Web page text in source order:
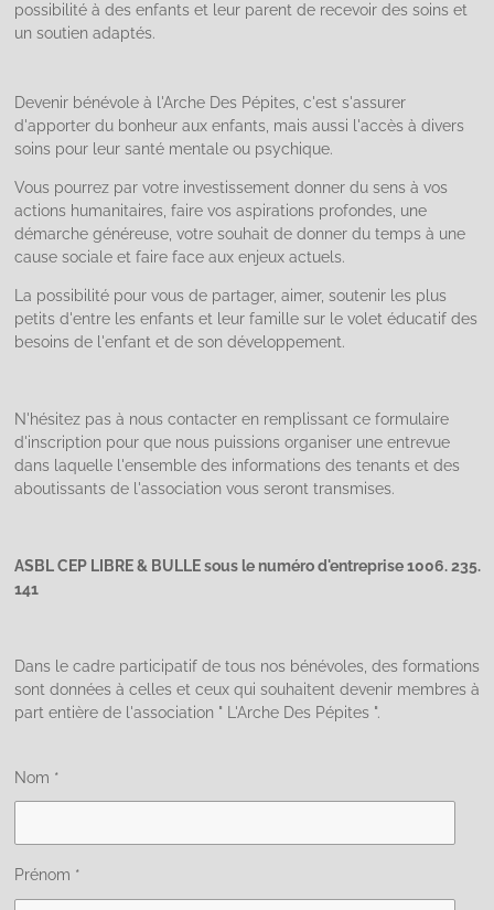
possibilité à des enfants et leur parent de recevoir des soins et
un soutien adaptés.
Devenir bénévole à l'Arche Des Pépites, c'est s'assurer
d'apporter du bonheur aux enfants, mais aussi l'accès à divers
soins pour leur santé mentale ou psychique.
Vous pourrez par votre investissement donner du sens à vos
actions humanitaires, faire vos aspirations profondes, une
démarche généreuse, votre souhait de donner du temps à une
cause sociale et faire face aux enjeux actuels.
La possibilité pour vous de partager, aimer, soutenir les plus
petits d'entre les enfants et leur famille sur le volet éducatif des
besoins de l'enfant et de son développement.
N'hésitez pas à nous contacter en remplissant ce formulaire
d'inscription pour que nous puissions organiser une entrevue
dans laquelle l'ensemble des informations des tenants et des
aboutissants de l'association vous seront transmises.
ASBL CEP LIBRE & BULLE sous le numéro d'entreprise 1006. 235.
141
Dans le cadre participatif de tous nos bénévoles, des formations
sont données à celles et ceux qui souhaitent devenir membres à
part entière de l'association " L'Arche Des Pépites ".
Nom *
Prénom *